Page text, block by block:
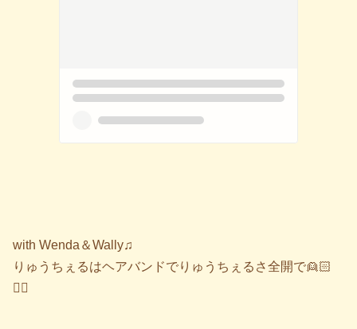
with Wenda＆Wally♫
りゅうちぇるはヘアバンドでりゅうちぇるさ全開で👱🏻
✌🏻️